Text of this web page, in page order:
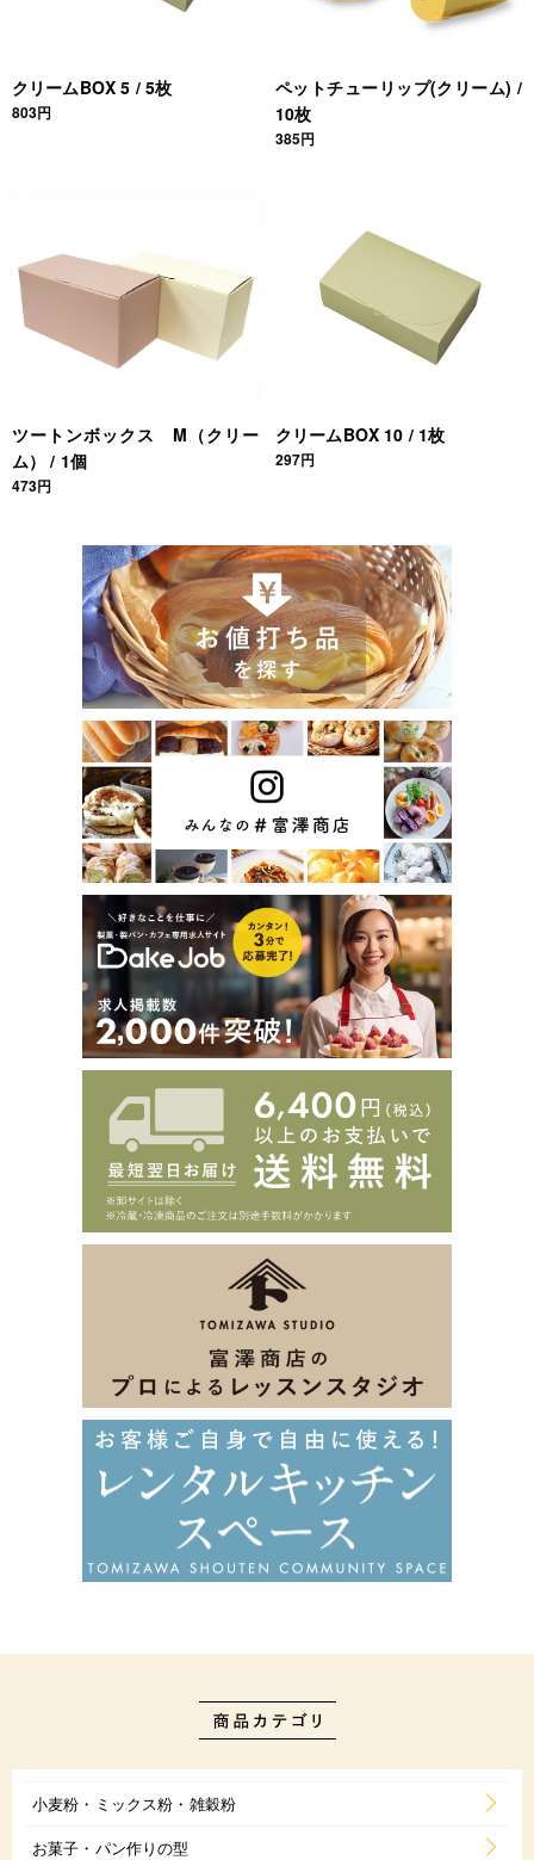
クリームBOX 5 / 5枚
803円
ペットチューリップ(クリーム) /
10枚
385円
ツートンボックス M（クリー
ム） / 1個
473円
クリームBOX 10 / 1枚
297円
小麦粉・ミックス粉・雑穀粉
お菓子・パン作りの型